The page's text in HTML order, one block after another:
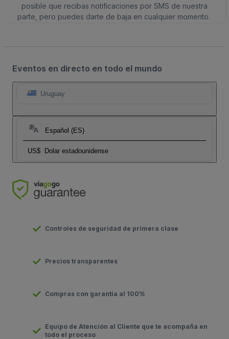
posible que recibas notificaciones por SMS de nuestra
parte, pero puedes darte de baja en cualquier momento.
Eventos en directo en todo el mundo
Uruguay
Español (ES)
US$ Dolar estadounidense
Controles de seguridad de primera clase
Precios transparentes
Compras con garantía al 100%
Equipo de Atención al Cliente que te acompaña en
todo el proceso